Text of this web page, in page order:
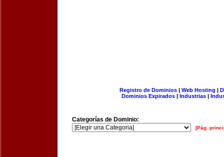
Registro de Dominios| Web Hosting |
Dominios Expirados | Industrias |
Categorías de Dominio:
[Pág.